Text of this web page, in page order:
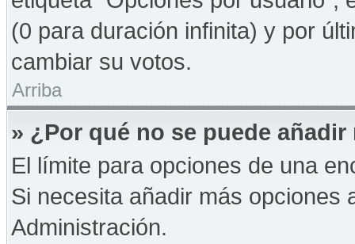
(0 para duración infinita) y por
cambiar su votos.
Arriba
» ¿Por qué no se puede
El límite para opciones de una
Si necesita añadir más opciones
Administración.